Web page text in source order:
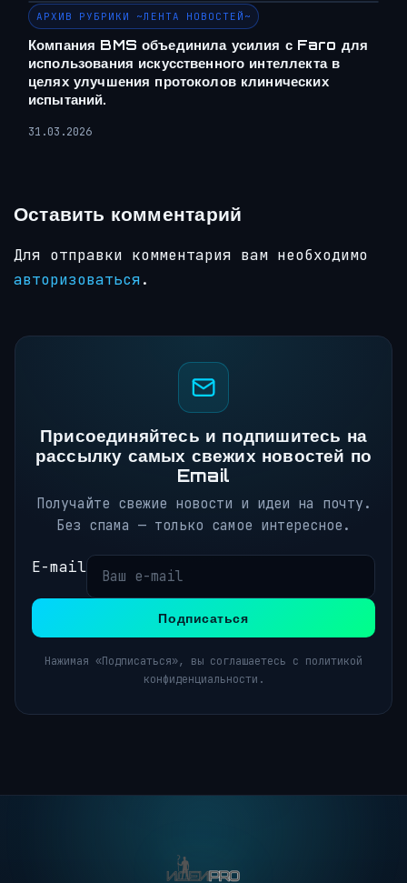
АРХИВ РУБРИКИ ~ЛЕНТА НОВОСТЕЙ~
Компания BMS объединила усилия с Faro для
использования искусственного интеллекта в
целях улучшения протоколов клинических
испытаний.
31.03.2026
Оставить комментарий
Для отправки комментария вам необходимо
авторизоваться.
Присоединяйтесь и подпишитесь на
рассылку самых свежих новостей по
Email
Получайте свежие новости и идеи на почту.
Без спама — только самое интересное.
E-mail
Подписаться
Нажимая «Подписаться», вы соглашаетесь с политикой
конфиденциальности.